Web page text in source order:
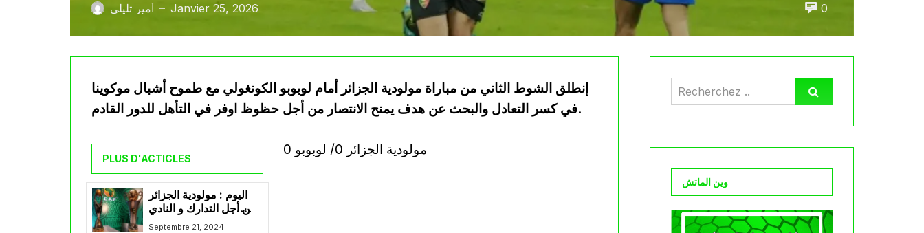
أمير تليلي — Janvier 25, 2026 0
إنطلق الشوط الثاني من مباراة مولودية الجزائر أمام لوبوبو الكونغولي مع طموح أشبال موكوينا
في كسر التعادل والبحث عن هدف يمنح الانتصار من أجل حظوظ اوفر في التأهل للدور القادم.
PLUS D'ACTICLES
اليوم : مولودية الجزائر
من أجل التدارك و النادي
الرياضي القسنطيني من
Septembre 21, 2024
مولودية الجزائر 0/ لوبوبو 0
وين الماتش